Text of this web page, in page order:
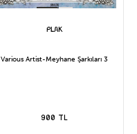
Various Artist-Meyhane Şarkıları 3
900 TL